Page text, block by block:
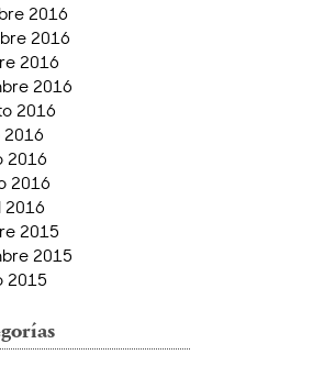
2016
2016
2016
2016
2016
2016
2016
2016
2016
2015
2015
2015